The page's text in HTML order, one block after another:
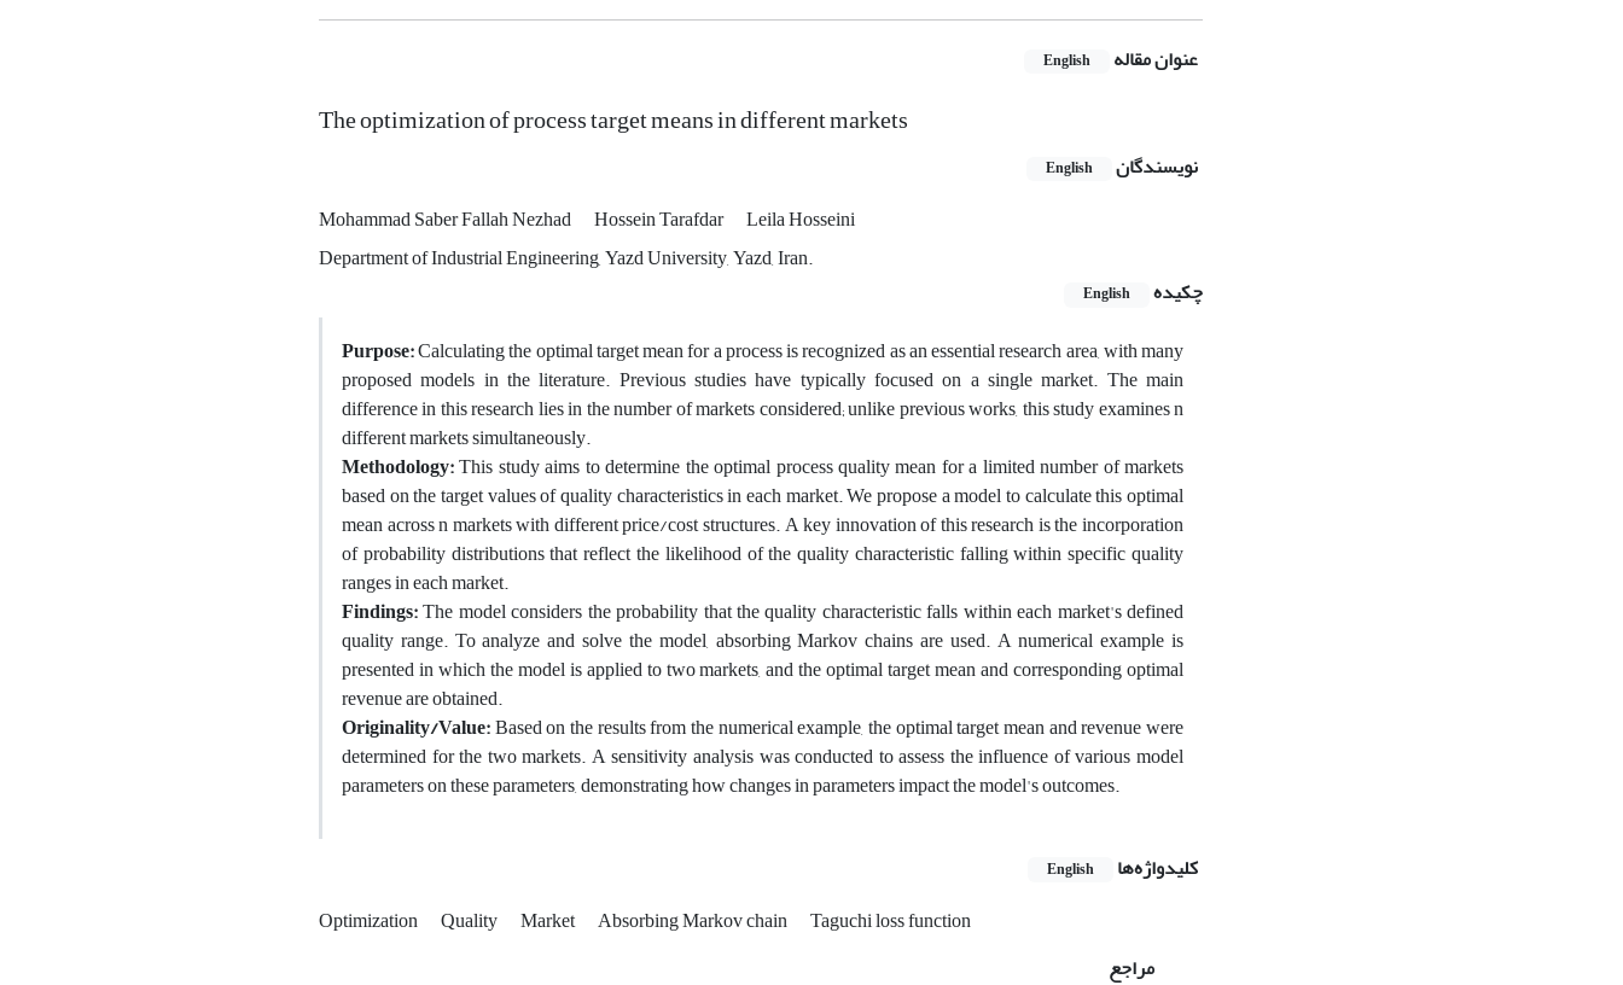
عنوان مقاله English
The optimization of process target means in different markets
نویسندگان English
Mohammad Saber Fallah Nezhad Hossein Tarafdar Leila Hosseini
Department of Industrial Engineering, Yazd University, Yazd, Iran.
چکیده
English
Purpose:Calculating the optimal target mean for a process is recognized as an essential research area, with many
proposed models in the literature. Previous studies have typically focused on a single market. The main
difference in this research lies in the number of markets considered; unlike previous works, this study examines n
different markets simultaneously.
Methodology:This study aims to determine the optimal process quality mean for a limited number of markets
based on the target values of quality characteristics in each market. We propose a model to calculate this optimal
mean across n markets with different price/cost structures. A key innovation of this research is the incorporation
of probability distributions that reflect the likelihood of the quality characteristic falling within specific quality
ranges in each market.
Findings:The model considers the probability that the quality characteristic falls within each market's defined
quality range. To analyze and solve the model, absorbing Markov chains are used. A numerical example is
presented in which the model is applied to two markets, and the optimal target mean and corresponding optimal
revenue are obtained.
Originality/Value:Based on the results from the numerical example, the optimal target mean and revenue were
determined for the two markets. A sensitivity analysis was conducted to assess the influence of various model
parameters on these parameters, demonstrating how changes in parameters impact the model's outcomes.
کلیدواژه‌ها English
Optimization Quality Market Absorbing Markov chain
Taguchi loss function
مراجع